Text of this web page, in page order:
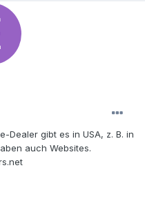
Dealer gibt es in USA, z. B. in
auch Websites.